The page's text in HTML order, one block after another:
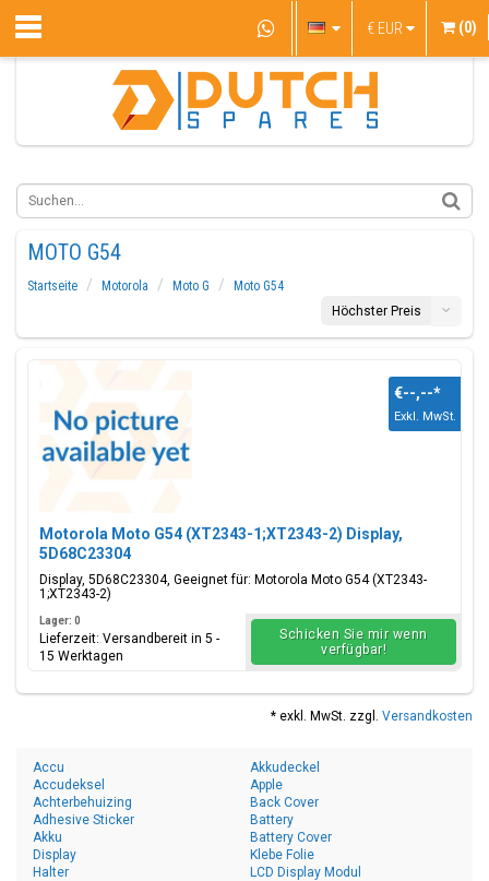
€ EUR (0)
MOTO G54
Startseite Motorola Moto G
Moto G54
Höchster Preis
Motorola Moto G54 (XT2343-1;XT2343-2) Display,
5D68C23304
Display, 5D68C23304, Geeignet für: Motorola Moto G54 (XT2343-
1;XT2343-2)
€--,--*
Exkl. MwSt.
Lager: 0
Lieferzeit: Versandbereit in 5 -
15 Werktagen
Schicken Sie mir wenn
verfügbar!
* exkl. MwSt. zzgl. Versandkosten
Accu
Accudeksel
Achterbehuizing
Adhesive Sticker
Akku
Akkudeckel
Apple
Back Cover
Battery
Battery Cover
Display
Halter
Klebe Folie
LCD Display Modul